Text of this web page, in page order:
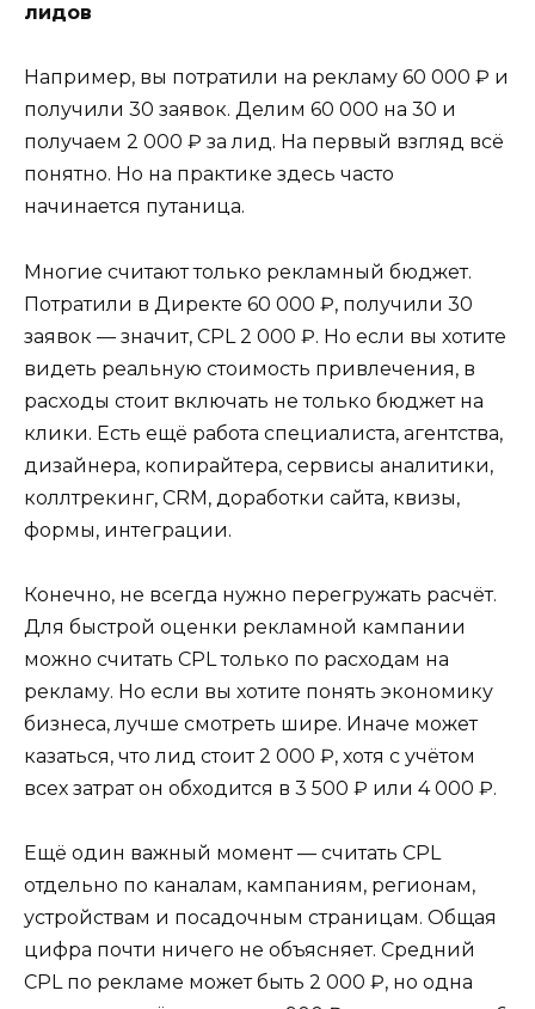
лидов
Например, вы потратили на рекламу 60 000 ₽ и
получили 30 заявок. Делим 60 000 на 30 и
получаем 2 000 ₽ за лид. На первый взгляд всё
понятно. Но на практике здесь часто
начинается путаница.
Многие считают только рекламный бюджет.
Потратили в Директе 60 000 ₽, получили 30
заявок — значит, CPL 2 000 ₽. Но если вы хотите
видеть реальную стоимость привлечения, в
расходы стоит включать не только бюджет на
клики. Есть ещё работа специалиста, агентства,
дизайнера, копирайтера, сервисы аналитики,
коллтрекинг, CRM, доработки сайта, квизы,
формы, интеграции.
Конечно, не всегда нужно перегружать расчёт.
Для быстрой оценки рекламной кампании
можно считать CPL только по расходам на
рекламу. Но если вы хотите понять экономику
бизнеса, лучше смотреть шире. Иначе может
казаться, что лид стоит 2 000 ₽, хотя с учётом
всех затрат он обходится в 3 500 ₽ или 4 000 ₽.
Ещё один важный момент — считать CPL
отдельно по каналам, кампаниям, регионам,
устройствам и посадочным страницам. Общая
цифра почти ничего не объясняет. Средний
CPL по рекламе может быть 2 000 ₽, но одна